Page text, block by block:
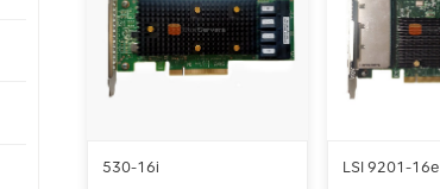
530-16i
LSI 9201-16e